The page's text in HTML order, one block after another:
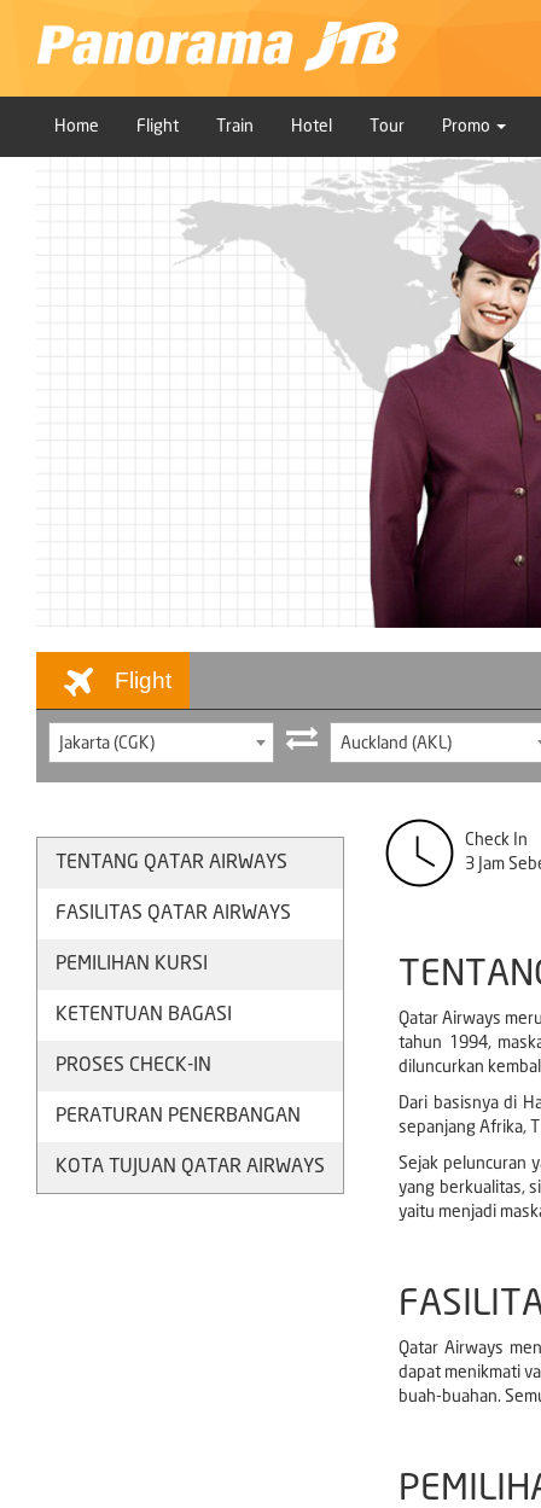
Home Flight Train Hotel Tour Promo
Flight
Jakarta (CGK) Auckland (AKL)
TENTANG QATAR AIRWAYS
FASILITAS QATAR AIRWAYS
PEMILIHAN KURSI
KETENTUAN BAGASI
PROSES CHECK-IN
PERATURAN PENERBANGAN
KOTA TUJUAN QATAR AIRWAYS
Check In
3 Jam
Qatar Airways
tahun 1994,
diluncurkan
Dari basisnya di
sepanjang Afrika,
Sejak peluncuran
yang berkualitas,
yaitu menjadi
Qatar Airways
dapat menikmati
buah-buahan.